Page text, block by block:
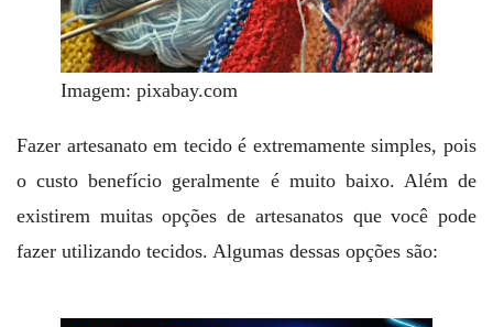
Imagem: pixabay.com
Fazer artesanato em tecido é extremamente simples, pois
o custo benefício geralmente é muito baixo. Além de
existirem muitas opções de artesanatos que você pode
fazer utilizando tecidos. Algumas dessas opções são: